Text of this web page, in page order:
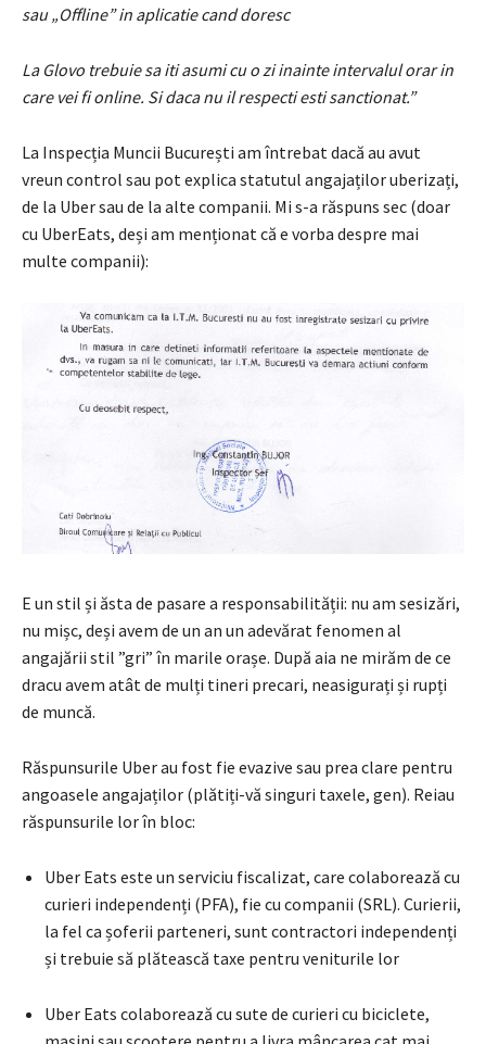
sau „Offline” in aplicatie cand doresc
La Glovo trebuie sa iti asumi cu o zi inainte intervalul orar in
care vei fi online. Si daca nu il respecti esti sanctionat.”
La Inspecția Muncii București am întrebat dacă au avut
vreun control sau pot explica statutul angajaților uberizați,
de la Uber sau de la alte companii. Mi s-a răspuns sec (doar
cu UberEats, deși am menționat că e vorba despre mai
multe companii):
E un stil și ăsta de pasare a responsabilității: nu am sesizări,
nu mișc, deși avem de un an un adevărat fenomen al
angajării stil ”gri” în marile orașe. După aia ne mirăm de ce
dracu avem atât de mulți tineri precari, neasigurați și rupți
de muncă.
Răspunsurile Uber au fost fie evazive sau prea clare pentru
angoasele angajaților (plătiți-vă singuri taxele, gen). Reiau
răspunsurile lor în bloc:
Uber Eats este un serviciu fiscalizat, care colaborează cu
curieri independenți (PFA), fie cu companii (SRL). Curierii,
la fel ca șoferii parteneri, sunt contractori independenți
și trebuie să plătească taxe pentru veniturile lor
Uber Eats colaborează cu sute de curieri cu biciclete,